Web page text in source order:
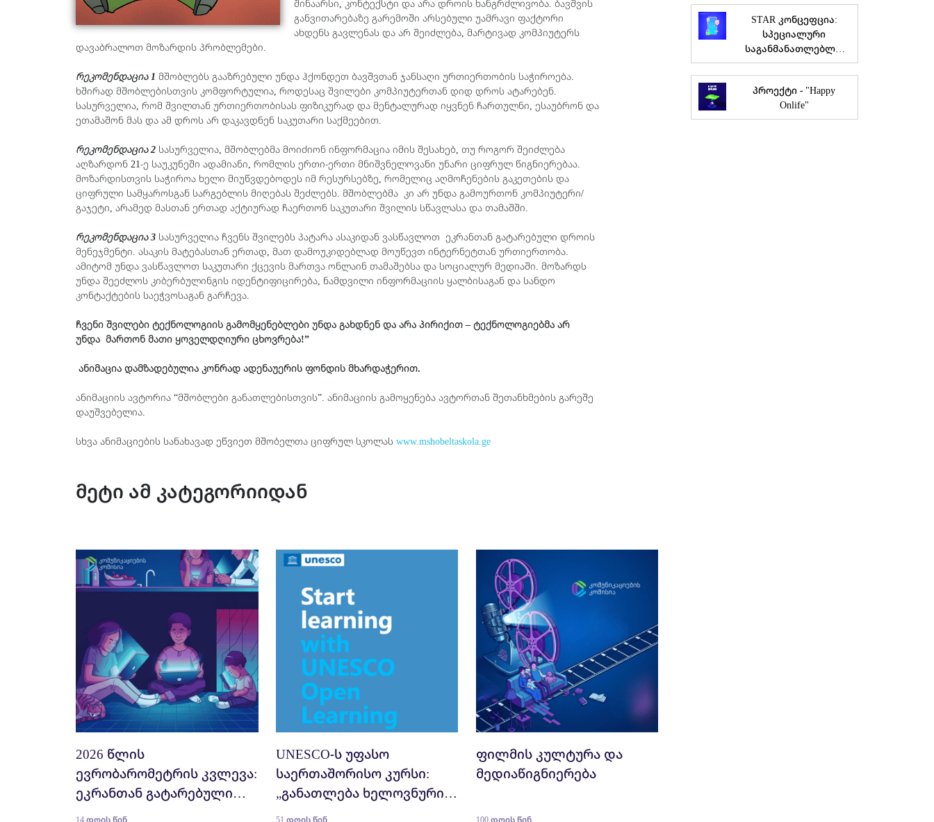
შინაარსი, კონტექსტი და არა დროის ხანგრძლივობა. ბავშვის
განვითარებაზე გარემოში არსებული უამრავი ფაქტორი
ახდენს გავლენას და არ შეიძლება, მარტივად კომპიუტერს
დავაბრალოთ მოზარდის პრობლემები.
რეკომენდაცია1მშობლებს გააზრებული უნდა ჰქონდეთ ბავშვთან ჯანსაღი ურთიერთობის საჭიროება.
ხშირად მშობლებისთვის კომფორტულია, როდესაც შვილები კომპიუტერთან დიდ დროს ატარებენ.
სასურველია, რომ შვილთან ურთიერთობისას ფიზიკურად და მენტალურად იყვნენ ჩართულნი, ესაუბრონ და
ეთამაშონ მას და ამ დროს არ დაკავდნენ საკუთარი საქმეებით.
რეკომენდაცია2 სასურველია, მშობლებმა მოიძიონ ინფორმაცია იმის შესახებ, თუ როგორ შეიძლება
აღზარდონ 21-ე საუკუნეში ადამიანი, რომლის ერთი-ერთი მნიშვნელოვანი უნარი ციფრულ წიგნიერებაა.
მოზარდისთვის საჭიროა ხელი მიუწვდებოდეს იმ რესურსებზე, რომელიც აღმოჩენების გაკეთების და
ციფრული სამყაროსგან სარგებლის მიღებას შეძლებს. მშობლებმა კი არ უნდა გამოურთონ კომპიუტერი/
გაჯეტი, არამედ მასთან ერთად აქტიურად ჩაერთონ საკუთარი შვილის სწავლასა და თამაშში.
რეკომენდაცია3 სასურველია ჩვენს შვილებს პატარა ასაკიდან ვასწავლოთ ეკრანთან გატარებული დროის
მენეჯმენტი. ასაკის მატებასთან ერთად, მათ დამოუკიდებლად მოუწევთ ინტერნეტთან ურთიერთობა.
ამიტომ უნდა ვასწავლოთ საკუთარი ქცევის მართვა ონლაინ თამაშებსა და სოციალურ მედიაში. მოზარდს
უნდა შეეძლოს კიბერბულინგის იდენტიფიცირება, ნამდვილი ინფორმაციის ყალბისაგან და სანდო
კონტაქტების საეჭვოსაგან გარჩევა.
ჩვენი შვილები ტექნოლოგიის გამომყენებლები უნდა გახდნენ და არაპირიქით –ტექნოლოგიებმა არ
უნდა მართონ მათი ყოველდღიური ცხოვრება!”
ანიმაცია დამზადებულია კონრად ადენაუერის ფონდის მხარდაჭერით.
ანიმაციის ავტორია “მშობლები განათლებისთვის”. ანიმაციის გამოყენება ავტორთან შეთანხმების გარეშე
დაუშვებელია.
სხვა ანიმაციების სანახავად ეწვიეთ მშობელთა ციფრულ სკოლას www.mshobeltaskola.ge
STAR კონცეფცია:
სპეციალური
საგანმანათლებლო
საჭიროების მქონე
მოსწავლეების
ონლაინ
უსაფრთხოება
პროექტი - "Happy
Onlife"
მეტი ამ კატეგორიიდან
2026 წლის
ევრობარომეტრის კვლევა:
ეკრანთან გატარებული
14 დღის წინ
UNESCO-ს უფასო
საერთაშორისო კურსი:
„განათლება ხელოვნური
51 დღის წინ
ფილმის კულტურა და
მედიაწიგნიერება
100 დღის წინ